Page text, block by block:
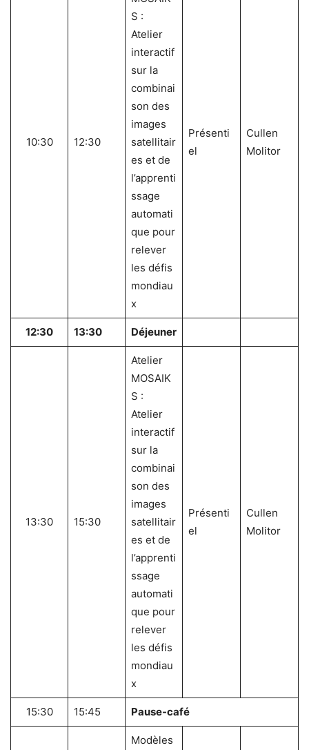
10:30 12:30
S :
Atelier
interactif
sur la
combinai
son des
images
satellitair
es et de
l’apprenti
ssage
automati
que pour
relever
les défis
mondiau
x
Présenti
el
Cullen
Molitor
12:30 13:30 Déjeuner
13:30 15:30
Atelier
MOSAIK
S :
Atelier
interactif
sur la
combinai
son des
images
satellitair
es et de
l’apprenti
ssage
automati
que pour
relever
les défis
mondiau
x
Présenti
el
Cullen
Molitor
15:30 15:45 Pause-café
Modèles